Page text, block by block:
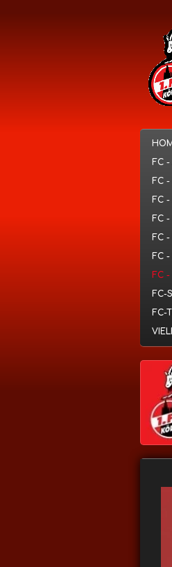
FC -
FC -
FC -
FC -
FC -
FC -
FC -
FC-
FC-